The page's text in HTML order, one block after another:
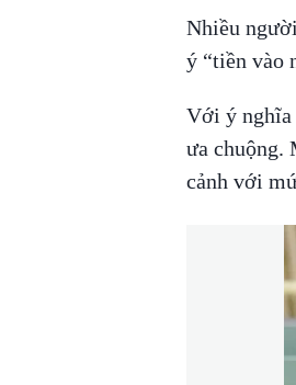
Nhiều
ý “tiền vào
Với ý nghĩa
ưa chuộng.
cảnh với